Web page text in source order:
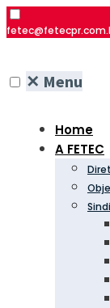
✕ Menu
Home
A FETEC